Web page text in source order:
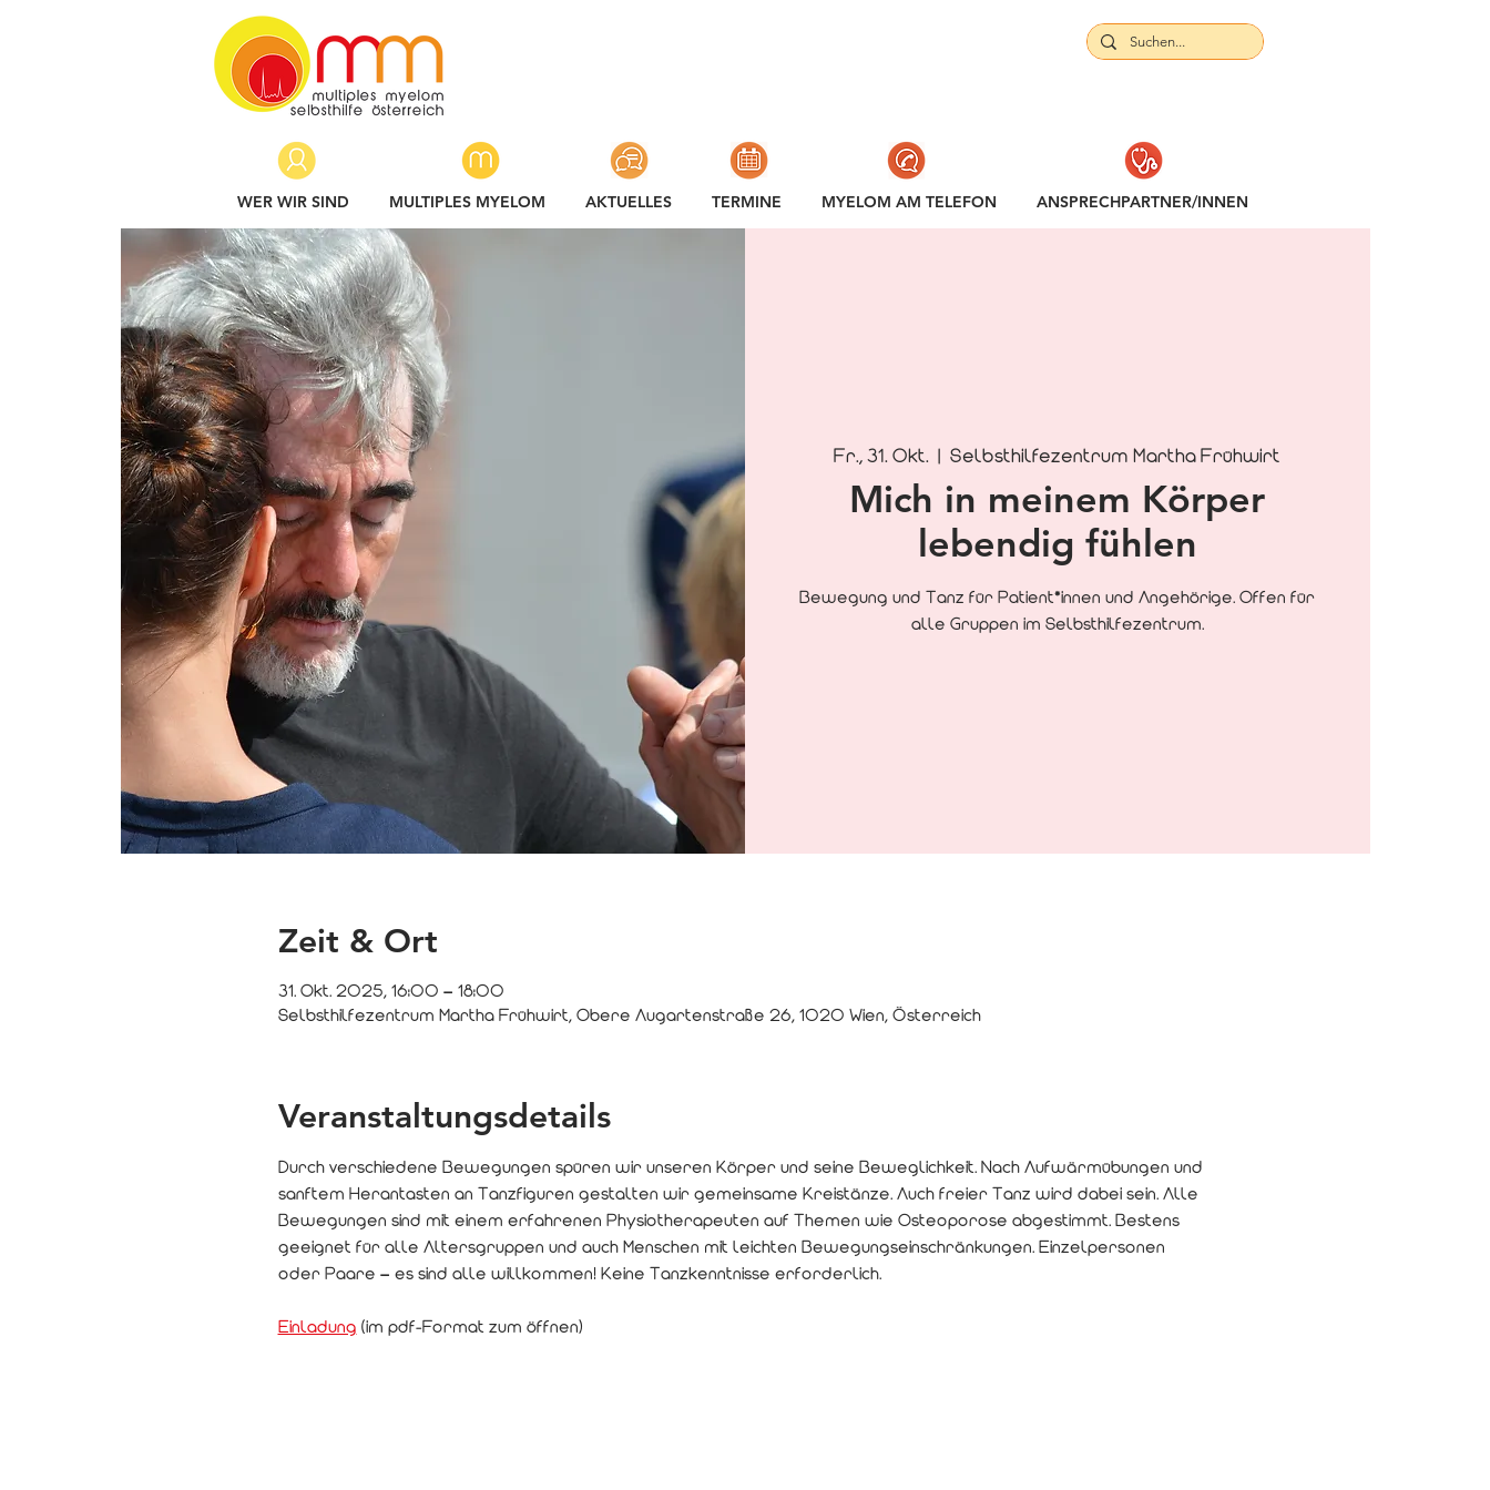
WER WIR SIND MULTIPLES MYELOM AKTUELLES TERMINE MYELOM AM TELEFON ANSPRECHPARTNER/INNEN
Fr., 31. Okt.
  |
Selbsthilfezentrum Martha Frühwirt
Mich in meinem Körper
lebendig fühlen
Bewegung und Tanz für Patient*innen und Angehörige. Offen für
alle Gruppen im Selbsthilfezentrum.
Zeit & Ort
31. Okt. 2025, 16:00 – 18:00
Selbsthilfezentrum Martha Frühwirt, Obere Augartenstraße 26, 1020 Wien, Österreich
Veranstaltungsdetails
Durch verschiedene Bewegungen spüren wir unseren Körper und seine Beweglichkeit. Nach Aufwärmübungen und
sanftem Herantasten an Tanzfiguren gestalten wir gemeinsame Kreistänze. Auch freier Tanz wird dabei sein. Alle
Bewegungen sind mit einem erfahrenen Physiotherapeuten auf Themen wie Osteoporose abgestimmt. Bestens
geeignet für alle Altersgruppen und auch Menschen mit leichten Bewegungseinschränkungen. Einzelpersonen
oder Paare – es sind alle willkommen! Keine Tanzkenntnisse erforderlich.
Einladung (im pdf-Format zum öffnen)